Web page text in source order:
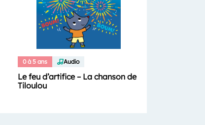
0 à 5 ans Audio
Le feu d’artifice – La chanson de
Tiloulou